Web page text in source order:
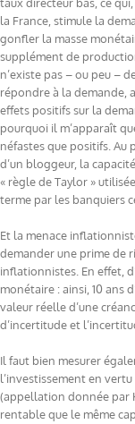
la France, stimule la
gonfler la masse
supplément de
n’existe pas – ou peu –
répondre à la demande,
effets positifs sur la
pourquoi il m’apparaît
néfastes que positifs. Au
d’un bloggeur, la
« règle de Taylor »
terme par les banquiers
Et la menace
demander une prime de
inflationnistes. En effet,
monétaire : ainsi, 10 ans
valeur réelle d’une
d’incertitude et
Il faut bien mesurer
l’investissement en
(appellation donnée par
rentable que le même